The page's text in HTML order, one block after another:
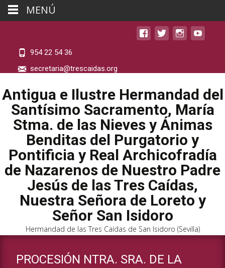
954 22 54 36
secretaria@trescaidas.org
Antigua e Ilustre Hermandad del
Santísimo Sacramento, María
Stma. de las Nieves y Ánimas
Benditas del Purgatorio y
Pontificia y Real Archicofradía
de Nazarenos de Nuestro Padre
Jesús de las Tres Caídas,
Nuestra Señora de Loreto y
Señor San Isidoro
Hermandad de las Tres Caídas de San Isidoro (Sevilla)
PROCESIÓN NTRA. SRA. DE LA
MENÚ